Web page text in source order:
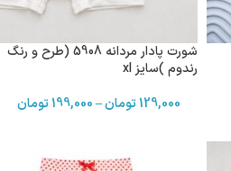
شورت پادار مردانه 5908 (طرح و رنگ
رندوم )سایز xl
129,000تومان–
199,000تومان